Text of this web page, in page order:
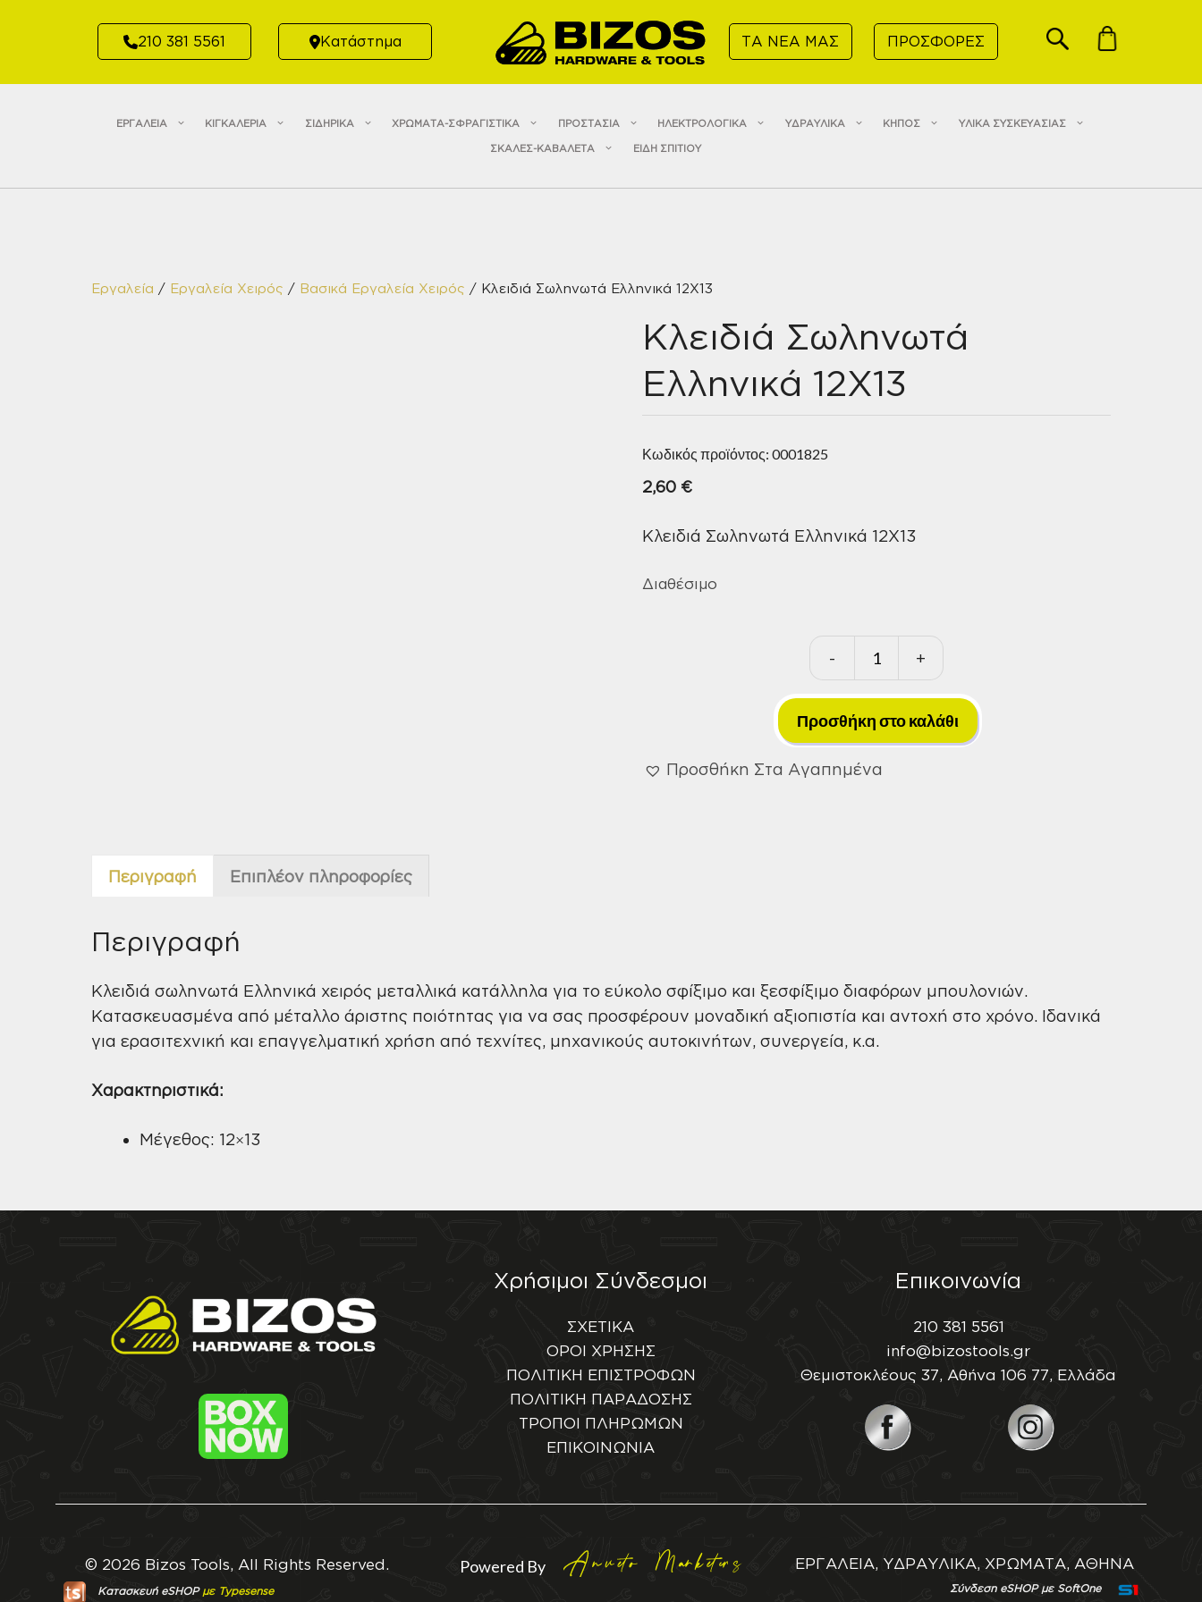
περιεχόμενο
210 381 5561 Κατάστημα ΤΑ ΝΕΑ ΜΑΣ ΠΡΟΣΦΟΡΕΣ
ΕΡΓΑΛΕΙΑ ΚΙΓΚΑΛΕΡΙΑ ΣΙΔΗΡΙΚΑ ΧΡΩΜΑΤΑ-ΣΦΡΑΓΙΣΤΙΚΑ ΠΡΟΣΤΑΣΙΑ ΗΛΕΚΤΡΟΛΟΓΙΚΑ ΥΔΡΑΥΛΙΚΑ ΚΗΠΟΣ ΥΛΙΚΑ ΣΥΣΚΕΥΑΣΙΑΣ
ΣΚΑΛΕΣ-ΚΑΒΑΛΕΤΑ ΕΙΔΗ ΣΠΙΤΙΟΥ
Εργαλεία / Εργαλεία Χειρός / Βασικά Εργαλεία Χειρός / Κλειδιά Σωληνωτά Ελληνικά 12Χ13
Κλειδιά Σωληνωτά
Ελληνικά 12Χ13
Κωδικός προϊόντος: 0001825
2,60 €
Κλειδιά Σωληνωτά Ελληνικά 12Χ13
Διαθέσιμο
-
Κλειδιά
Σωληνωτά
Ελληνικά
12Χ13
ποσότητα
+
Προσθήκη στο καλάθι
Προσθήκη Στα Αγαπημένα
Περιγραφή Επιπλέον πληροφορίες
Περιγραφή
Κλειδιά σωληνωτά Ελληνικά χειρός μεταλλικά κατάλληλα για το εύκολο σφίξιμο και ξεσφίξιμο διαφόρων μπουλονιών.
Κατασκευασμένα από μέταλλο άριστης ποιότητας για να σας προσφέρουν μοναδική αξιοπιστία και αντοχή στο χρόνο. Ιδανικά
για ερασιτεχνική και επαγγελματική χρήση από τεχνίτες, μηχανικούς αυτοκινήτων, συνεργεία, κ.α.
Χαρακτηριστικά:
Μέγεθος: 12×13
Χρήσιμοι Σύνδεσμοι
ΣΧΕΤΙΚΑ
ΟΡΟΙ ΧΡΗΣΗΣ
ΠΟΛΙΤΙΚΗ ΕΠΙΣΤΡΟΦΩΝ
ΠΟΛΙΤΙΚΗ ΠΑΡΑΔΟΣΗΣ
ΤΡΟΠΟΙ ΠΛΗΡΩΜΩΝ
ΕΠΙΚΟΙΝΩΝΙΑ
Επικοινωνία
210 381 5561
info@bizostools.gr
Θεμιστοκλέους 37, Αθήνα 106 77, Ελλάδα
© 2026 Bizos Tools, All Rights Reserved.
Κατασκευή eSHOPμε Typesense
Powered By ΕΡΓΑΛΕΙΑ, ΥΔΡΑΥΛΙΚΑ, ΧΡΩΜΑΤΑ, ΑΘΗΝΑ
Σύνδεση eSHOP με SoftOne